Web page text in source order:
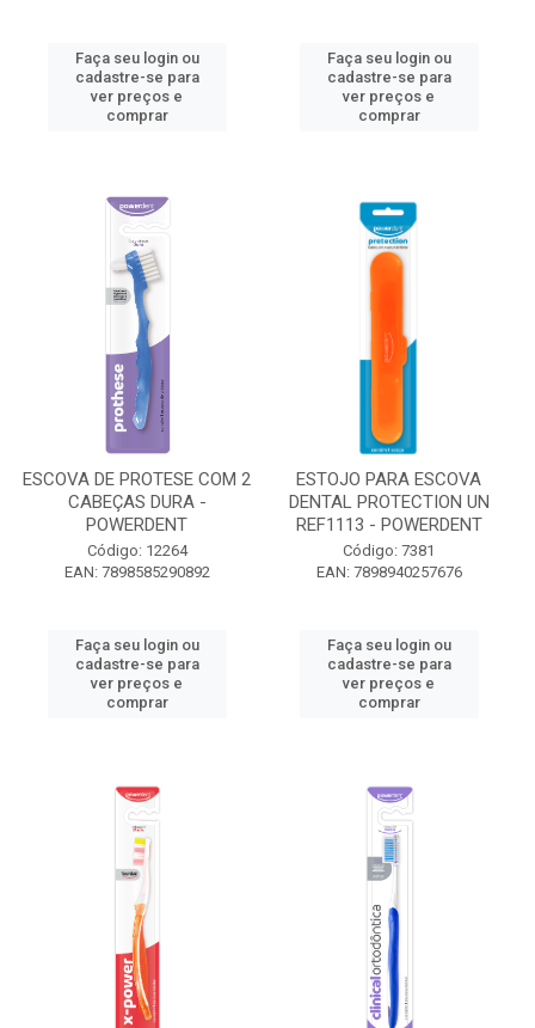
Faça seu login ou
cadastre-se para
ver preços e
comprar
Faça seu login ou
cadastre-se para
ver preços e
comprar
ESCOVA DE PROTESE COM 2
CABEÇAS DURA -
POWERDENT
Código: 12264
EAN: 7898585290892
Faça seu login ou
cadastre-se para
ver preços e
comprar
ESTOJO PARA ESCOVA
DENTAL PROTECTION UN
REF1113 - POWERDENT
Código: 7381
EAN: 7898940257676
Faça seu login ou
cadastre-se para
ver preços e
comprar